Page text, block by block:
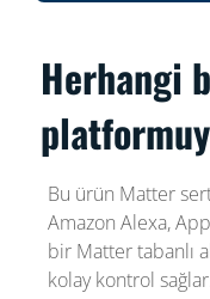
Herhangi
Bu ürün Matter
Amazon Alexa,
bir Matter tabanlı
kolay kontrol